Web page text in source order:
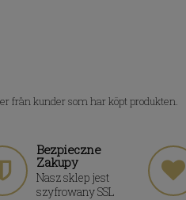
från kunder som har köpt produkten.
Bezpieczne
Zakupy
Nasz sklep jest
szyfrowany SSL